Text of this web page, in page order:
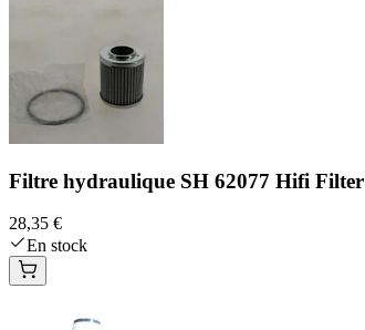
Filtre hydraulique SH 62077 Hifi Filter
28,35 €
En stock